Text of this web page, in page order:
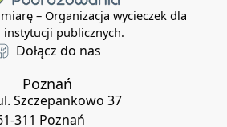
– Organizacja wycieczek dla
publicznych.
Dołącz do nas
Poznań
Szczepankowo 37
311 Poznań